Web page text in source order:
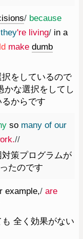
/ because
they're living/ in a
make dumb
をしているので
かな選択をしてし
からです
so many of our
//
策プログラムが
たのです
example,/ are
全く効果がない